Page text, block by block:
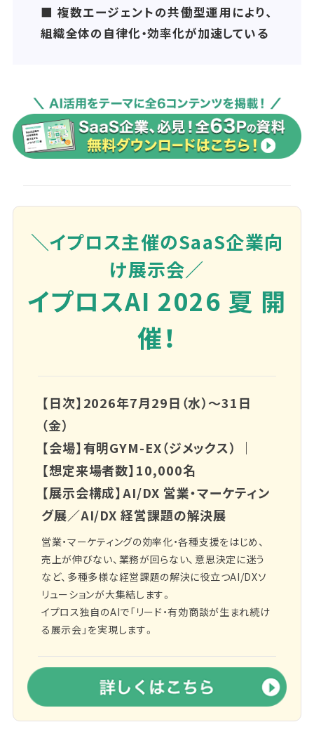
■ 複数エージェントの共働型運用により、
組織全体の自律化・効率化が加速している
＼イプロス主催のSaaS企業向
け展示会／
イプロスAI 2026 夏 開
催！
【日次】2026年7月29日（水）～31日
（金）
【会場】有明GYM-EX（ジメックス） ｜
【想定来場者数】10,000名
【展示会構成】AI/DX 営業・マーケティン
グ展／AI/DX 経営課題の解決展
営業・マーケティングの効率化・各種支援をはじめ、
売上が伸びない、業務が回らない、意思決定に迷う
など、多種多様な経営課題の解決に役立つAI/DXソ
リューションが大集結します。
イプロス独自のAIで「リード・有効商談が生まれ続け
る展示会」を実現します。